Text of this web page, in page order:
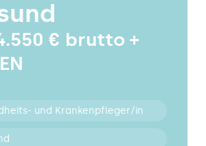
€ brutto +
und Krankenpfleger/in